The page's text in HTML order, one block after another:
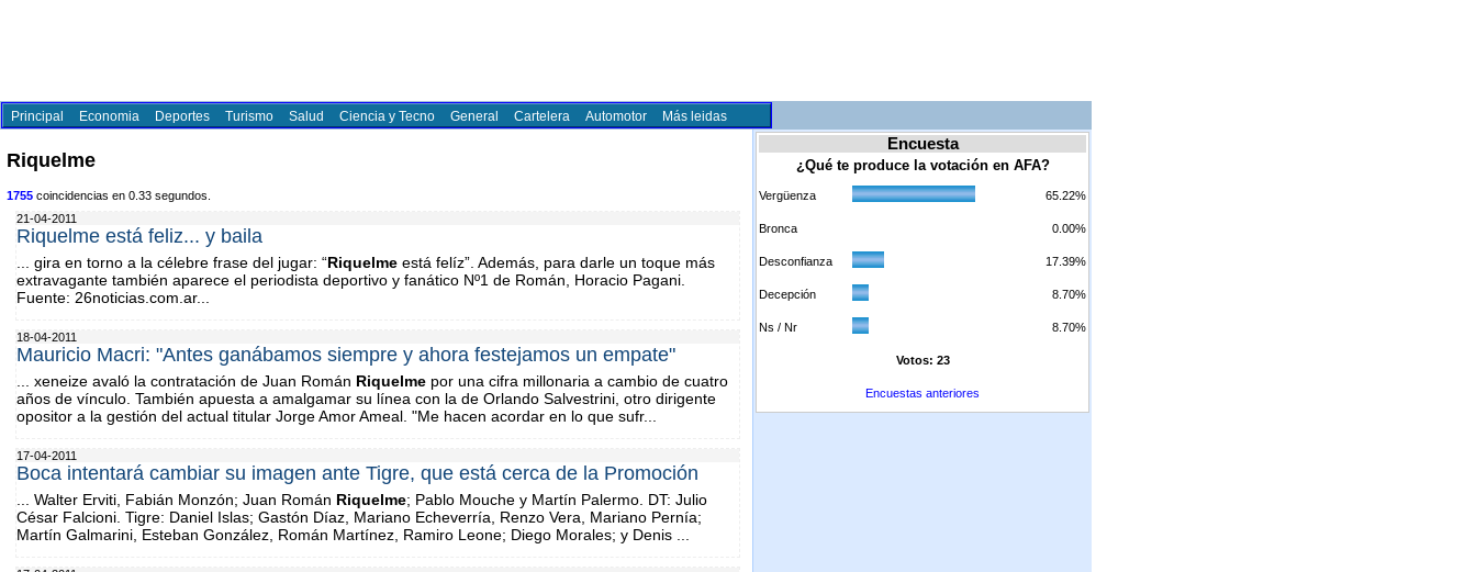
Principal Economia Deportes Turismo Salud Ciencia y Tecno General Cartelera Automotor Más leidas
Riquelme
1755 coincidencias en 0.33 segundos.
21-04-2011
Riquelme está feliz... y baila
... gira en torno a la célebre frase del jugar: “Riquelme está felíz”. Además, para darle un toque más
extravagante también aparece el periodista deportivo y fanático Nº1 de Román, Horacio Pagani.
Fuente: 26noticias.com.ar...
18-04-2011
Mauricio Macri: "Antes ganábamos siempre y ahora festejamos un empate"
... xeneize avaló la contratación de Juan Román Riquelme por una cifra millonaria a cambio de cuatro
años de vínculo. También apuesta a amalgamar su línea con la de Orlando Salvestrini, otro dirigente
opositor a la gestión del actual titular Jorge Amor Ameal. "Me hacen acordar en lo que sufr...
17-04-2011
Boca intentará cambiar su imagen ante Tigre, que está cerca de la Promoción
... Walter Erviti, Fabián Monzón; Juan Román Riquelme; Pablo Mouche y Martín Palermo. DT: Julio
César Falcioni. Tigre: Daniel Islas; Gastón Díaz, Mariano Echeverría, Renzo Vera, Mariano Pernía;
Martín Galmarini, Esteban González, Román Martínez, Ramiro Leone; Diego Morales; y Denis ...
Encuesta
¿Qué te produce la votación en AFA?
Vergüenza 65.22%
Bronca 0.00%
Desconfianza 17.39%
Decepción 8.70%
Ns / Nr 8.70%
Votos: 23
Encuestas anteriores